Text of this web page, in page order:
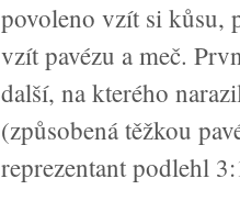
povoleno vzít si kůsu,
vzít pavézu a meč.
další, na kterého
(způsobená těžkou
reprezentant podlehl